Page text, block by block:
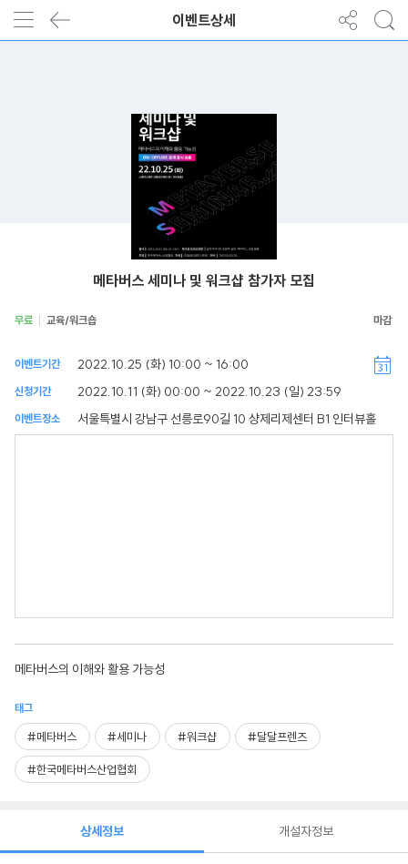
이벤트상세
메타버스 세미나 및 워크샵 참가자 모집
무료 교육/워크숍
이벤트기간 2022.10.25 (화) 10:00 ~ 16:00
신청기간 2022.10.11 (화) 00:00 ~ 2022.10.23 (일) 23:59
이벤트장소 서울특별시 강남구 선릉로90길 10 샹제리제센터 B1 인터뷰홀
메타버스의 이해와 활용 가능성
태그
#메타버스 #세미나 #워크샵 #달달프렌즈
#한국메타버스산업협회
상세정보 개설자정보